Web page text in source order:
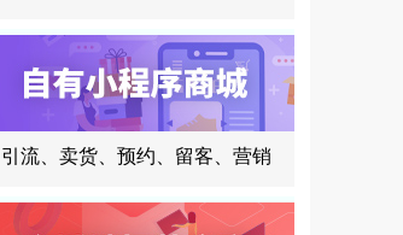
引流、卖货、预约、留客、营销